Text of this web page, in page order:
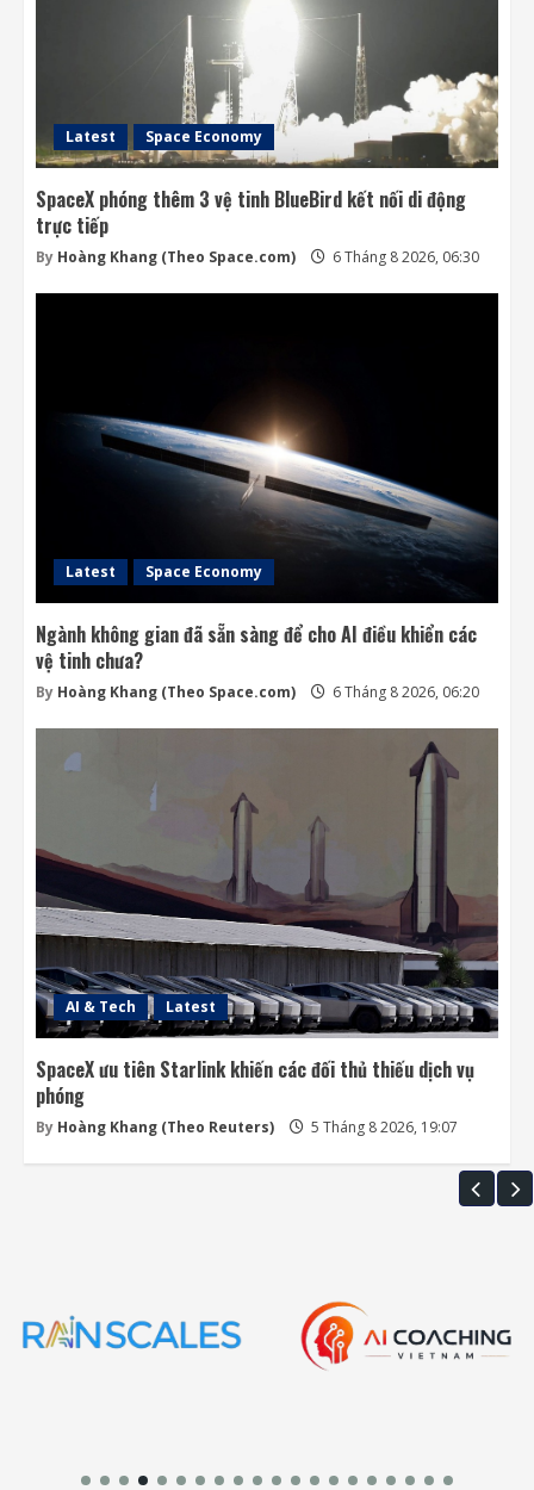
Latest Space Economy
SpaceX phóng thêm 3 vệ tinh BlueBird kết nối di động
trực tiếp
By Hoàng Khang (Theo Space.com) 6 Tháng 8 2026, 06:30
Latest Space Economy
Ngành không gian đã sẵn sàng để cho AI điều khiển các
vệ tinh chưa?
By Hoàng Khang (Theo Space.com) 6 Tháng 8 2026, 06:20
AI & Tech Latest
SpaceX ưu tiên Starlink khiến các đối thủ thiếu dịch vụ
phóng
By Hoàng Khang (Theo Reuters) 5 Tháng 8 2026, 19:07